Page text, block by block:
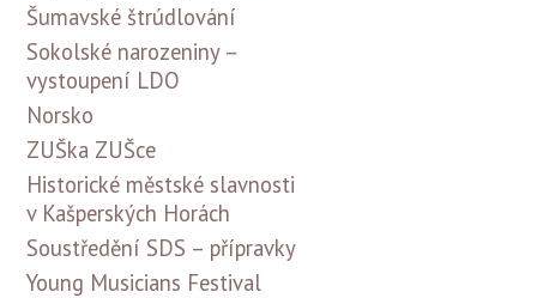
Šumavské štrúdlování
Sokolské narozeniny –
vystoupení LDO
Norsko
ZUŠka ZUŠce
Historické městské slavnosti
v Kašperských Horách
Soustředění SDS – přípravky
Young Musicians Festival